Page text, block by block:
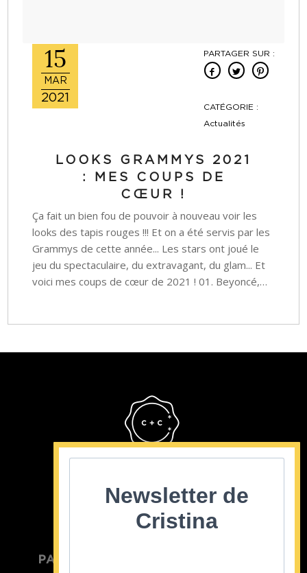
15
MAR
2021
PARTAGER SUR :
CATÉGORIE :
Actualités
LOOKS GRAMMYS 2021
: MES COUPS DE
CŒUR !
Ça fait un bien fou de pouvoir à nouveau voir les
looks des tapis rouges !!! Et on a été servis par les
Grammys de cette année... Les stars ont joué le
jeu du spectaculaire, du extravagant, du glam... Et
voici mes coups de cœur de 2021 ! 01. Beyoncé,…
PARTICULIER
Newsletter de
Cristina